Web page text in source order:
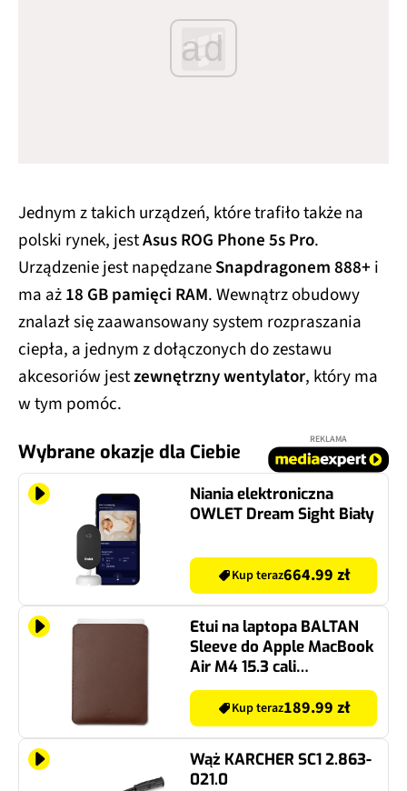
ad
Jednym z takich urządzeń, które trafiło także na
polski rynek, jestAsus ROG Phone 5s Pro.
Urządzenie jest napędzaneSnapdragonem 888+i
ma aż18 GB pamięci RAM. Wewnątrz obudowy
znalazł się zaawansowany system rozpraszania
ciepła, a jednym z dołączonych do zestawu
akcesoriów jestzewnętrzny wentylator, który ma
w tym pomóc.
Wybrane okazje dla Ciebie
REKLAMA
Niania elektroniczna
OWLET Dream Sight Biały
Kup teraz664.99 zł
Etui na laptopa BALTAN
Sleeve do Apple MacBook
Air M4 15.3 cali
Ciemnobrązowy
Kup teraz189.99 zł
Wąż KARCHER SC1 2.863-
021.0